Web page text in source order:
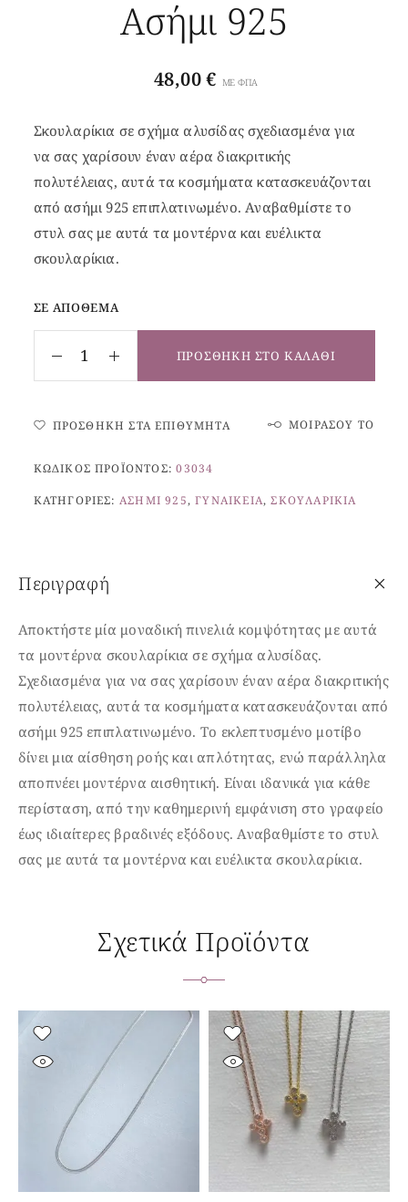
Ασήμι 925
48,00€ ΜΕ ΦΠΑ
Σκουλαρίκια σε σχήμα αλυσίδας σχεδιασμένα για
να σας χαρίσουν έναν αέρα διακριτικής
πολυτέλειας, αυτά τα κοσμήματα κατασκευάζονται
από ασήμι 925 επιπλατινωμένο. Αναβαθμίστε το
στυλ σας με αυτά τα μοντέρνα και ευέλικτα
σκουλαρίκια.
ΣΕ ΑΠΌΘΕΜΑ
ΠΡΟΣΘΉΚΗ ΣΤΟ ΚΑΛΆΘΙ
ΠΡΟΣΘΉΚΗ ΣΤΑ ΕΠΙΘΥΜΗΤΆ ΜΟΙΡΆΣΟΥ ΤΟ
ΚΩΔΙΚΌΣ ΠΡΟΪΌΝΤΟΣ:03034
ΚΑΤΗΓΟΡΊΕΣ: ΑΣΉΜΙ 925,ΓΥΝΑΙΚΕΊΑ,ΣΚΟΥΛΑΡΊΚΙΑ
Περιγραφή
Αποκτήστε μία μοναδική πινελιά κομψότητας με αυτά
τα μοντέρνα σκουλαρίκια σε σχήμα αλυσίδας.
Σχεδιασμένα για να σας χαρίσουν έναν αέρα διακριτικής
πολυτέλειας, αυτά τα κοσμήματα κατασκευάζονται από
ασήμι 925 επιπλατινωμένο. Το εκλεπτυσμένο μοτίβο
δίνει μια αίσθηση ροής και απλότητας, ενώ παράλληλα
αποπνέει μοντέρνα αισθητική. Είναι ιδανικά για κάθε
περίσταση, από την καθημερινή εμφάνιση στο γραφείο
έως ιδιαίτερες βραδινές εξόδους. Αναβαθμίστε το στυλ
σας με αυτά τα μοντέρνα και ευέλικτα σκουλαρίκια.
Σχετικά Προϊόντα